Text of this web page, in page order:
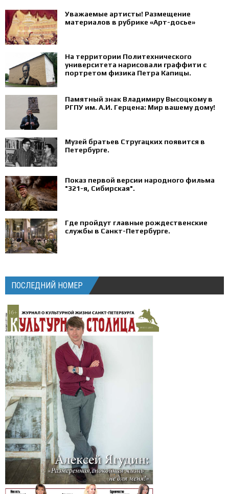
Уважаемые артисты! Размещение
материалов в рубрике «Арт-досье»
На территории Политехнического
университета нарисовали граффити с
портретом физика Петра Капицы.
Памятный знак Владимиру Высоцкому в
РГПУ им. А.И. Герцена: Мир вашему дому!
Музей братьев Стругацких появится в
Петербурге‍.
Показ первой версии народного фильма
"321-я, Сибирская".
Где пройдут главные рождественские
службы в Санкт-Петербурге.
ПОСЛЕДНИЙ НОМЕР